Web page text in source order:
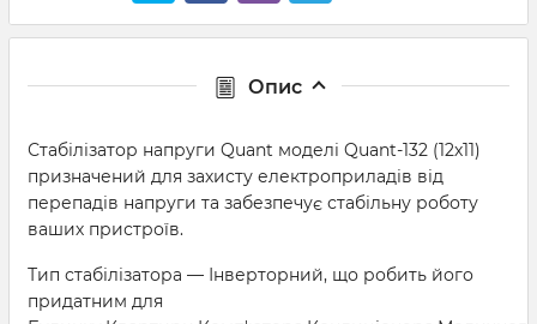
Опис
Стабілізатор напруги Quant моделі Quant-132 (12х11)
призначений для захисту електроприладів від
перепадів напруги та забезпечує стабільну роботу
ваших пристроїв.
Тип стабілізатора — Інверторний, що робить його
придатним для